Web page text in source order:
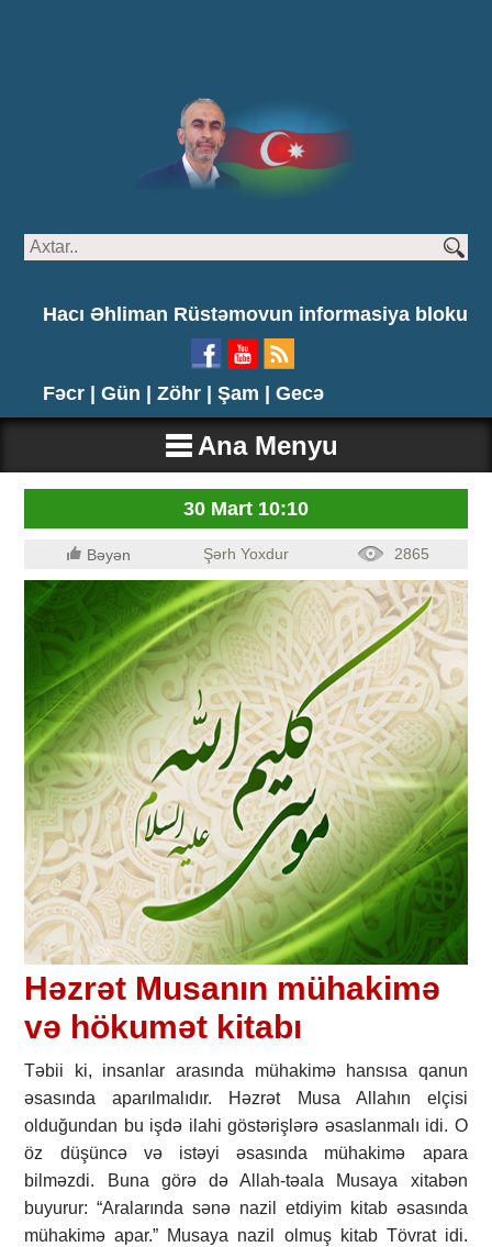
Hacı Əhliman Rüstəmovun informasiya bloku
Fəcr | Gün | Zöhr | Şam | Gecə
Ana Menyu
30 Mart 10:10
Bəyən Şərh Yoxdur 2865
Həzrət Musanın mühakimə
və hökumət kitabı
Təbii ki, insanlar arasında mühakimə hansısa qanun
əsasında aparılmalıdır. Həzrət Musa Allahın elçisi
olduğundan bu işdə ilahi göstərişlərə əsaslanmalı idi. O
öz düşüncə və istəyi əsasında mühakimə apara
bilməzdi. Buna görə də Allah-təala Musaya xitabən
buyurur: “Aralarında sənə nazil etdiyim kitab əsasında
mühakimə apar.” Musaya nazil olmuş kitab Tövrat idi.